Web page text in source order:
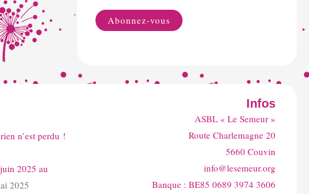
n’est perdu !
2025 au
2025
Infos
ASBL « Le Semeur »
Route Charlemagne 20
5660 Couvin
info@lesemeur.org
Banque : BE85 0689 3974 3606